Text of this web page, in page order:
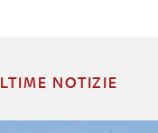
NOTIZIE